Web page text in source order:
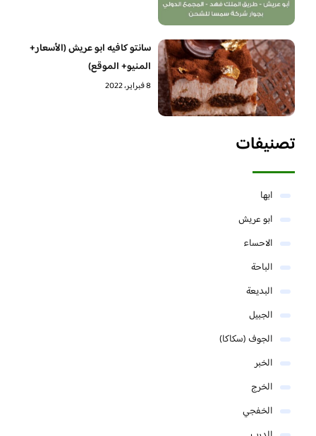
سانتو كافيه ابو عريش (الأسعار+
المنيو+ الموقع)
8 فبراير، 2022
تصنيفات
ابها
ابو عريش
الاحساء
الباحة
البديعة
الجبيل
الجوف (سكاكا)
الخبر
الخرج
الخفجي